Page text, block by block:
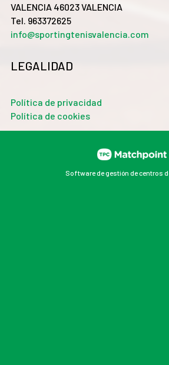
VALENCIA 46023 VALENCIA
Tel. 963372625
info@sportingtenisvalencia.com
LEGALIDAD
Política de privacidad
Política de cookies
Software de gestión de centros